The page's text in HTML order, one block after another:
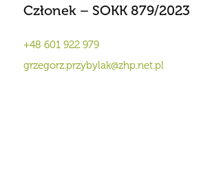
Członek – SOKK 879/2023
+48 601 922 979
grzegorz.przybylak@zhp.net.pl